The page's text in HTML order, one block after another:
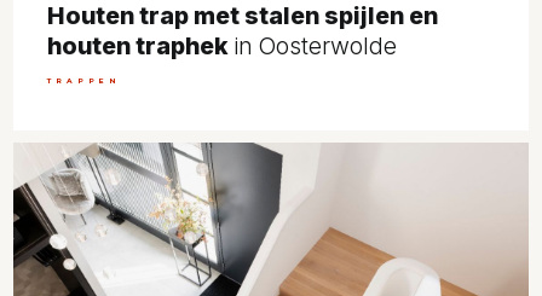
Houten trap met stalen spijlen en
houten traphek in Oosterwolde
TRAPPEN